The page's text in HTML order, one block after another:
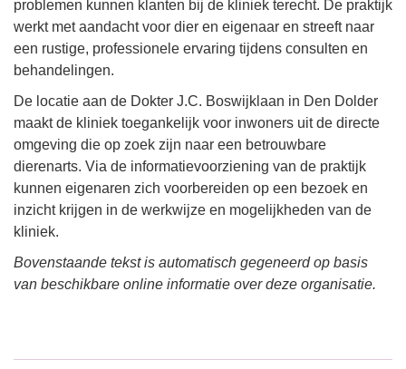
problemen kunnen klanten bij de kliniek terecht. De praktijk
werkt met aandacht voor dier en eigenaar en streeft naar
een rustige, professionele ervaring tijdens consulten en
behandelingen.
De locatie aan de Dokter J.C. Boswijklaan in Den Dolder
maakt de kliniek toegankelijk voor inwoners uit de directe
omgeving die op zoek zijn naar een betrouwbare
dierenarts. Via de informatievoorziening van de praktijk
kunnen eigenaren zich voorbereiden op een bezoek en
inzicht krijgen in de werkwijze en mogelijkheden van de
kliniek.
Bovenstaande tekst is automatisch gegeneerd op basis
van beschikbare online informatie over deze organisatie.